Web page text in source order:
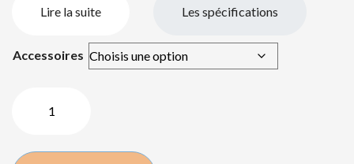
Lire la suite Les spécifications
Accessoires